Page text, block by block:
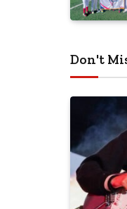
Don't